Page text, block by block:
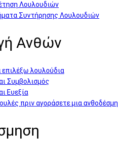
Λουλουδιών
Συντήρησης Λουλουδιών
Ανθών
λουλούδια
Συμβολισμός
Ευεξία
πριν αγοράσετε μια ανθοδέσμη